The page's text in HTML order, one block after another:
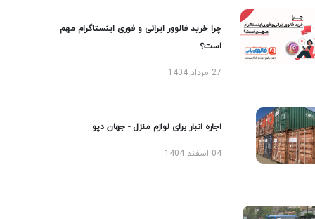
چرا خرید فالوور ایرانی و فوری اینستاگرام مهم
است؟
27 مرداد 1404
اجاره انبار برای لوازم منزل - جهان دپو
04 اسفند 1404